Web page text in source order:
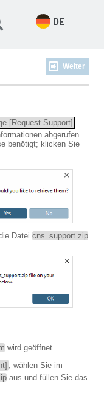
DE
Weiter
[Request Support]
abgerufen
benötigt; klicken Sie
Datei cns_support.zip
wird geöffnet.
, wählen Sie im
aus und füllen Sie das